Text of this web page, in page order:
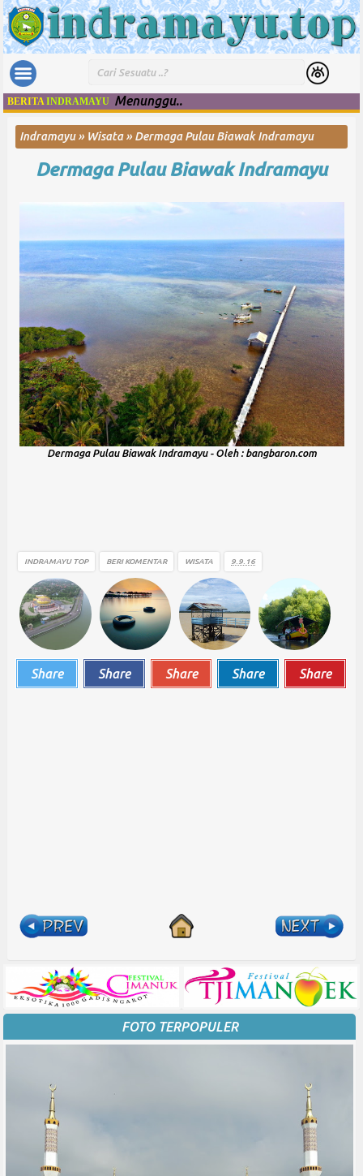
BERITA INDRAMAYU Menunggu..
Indramayu» Wisata» Dermaga Pulau Biawak Indramayu
Dermaga Pulau Biawak Indramayu
Dermaga Pulau Biawak Indramayu - Oleh : bangbaron.com
INDRAMAYU TOP BERI KOMENTAR WISATA 9.9.16
Share Share Share Share Share
FOTO TERPOPULER